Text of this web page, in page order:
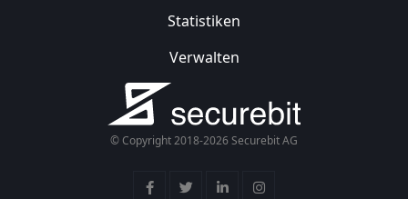
Statistiken
Verwalten
© Copyright 2018-2026 Securebit AG